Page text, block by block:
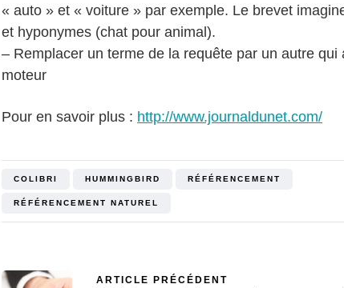
« auto » et « voiture » par exemple. Le brevet
et hyponymes (chat pour animal).
– Remplacer un terme de la requête par un autre
moteur
Pour en savoir plus : http://www.journaldunet.com/
COLIBRI HUMMINGBIRD RÉFÉRENCEMENT
RÉFÉRENCEMENT NATUREL
ARTICLE PRÉCÉDENT